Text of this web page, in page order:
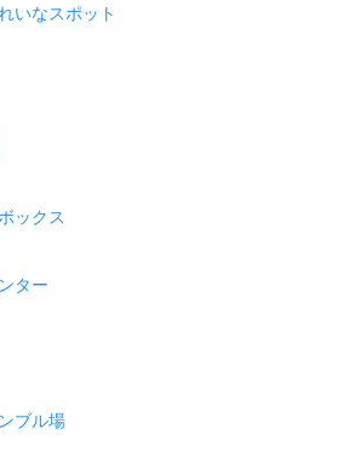
いなスポット
ックス
ター
ブル場